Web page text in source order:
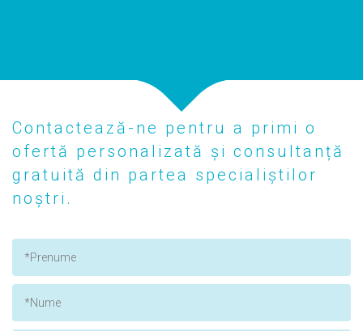
Contactează-ne pentru a primi o
ofertă personalizată și consultanță
gratuită din partea specialiștilor
noștri.